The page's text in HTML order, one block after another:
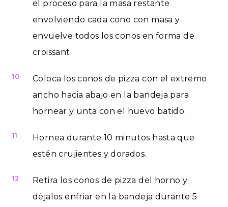
el proceso para la masa restante
envolviendo cada cono con masa y
envuelve todos los conos en forma de
croissant.
10
Coloca los conos de pizza con el extremo
ancho hacia abajo en la bandeja para
hornear y unta con el huevo batido.
11
Hornea durante 10 minutos hasta que
estén crujientes y dorados.
12
Retira los conos de pizza del horno y
déjalos enfriar en la bandeja durante 5